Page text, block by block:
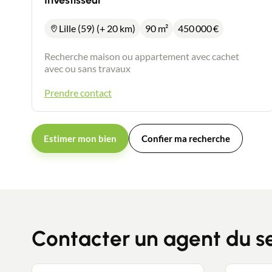
Lille (59) (+ 20 km) 90 m² 450 000€
Recherche maison ou appartement avec cachet
avec ou sans travaux
Prendre contact
Estimer mon bien Confier ma recherche
Contacter un agent du